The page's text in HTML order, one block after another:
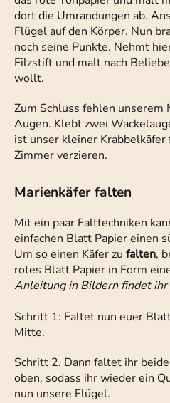
dort die Umrandungen ab.
Flügel auf den Körper. Nun
noch seine Punkte. Nehmt
Filzstift und malt nach
wollt.
Zum Schluss fehlen unserem
Augen. Klebt zwei
ist unser kleiner
Zimmer verzieren.
Marienkäfer falten
Mit ein paar Falttechniken
einfachen Blatt Papier einen
Um so einen Käfer zu falten,
rotes Blatt Papier in Form
Anleitung in Bildern findet ihr
Schritt 1: Faltet nun euer
Mitte.
Schritt 2. Dann faltet ihr
oben, sodass ihr wieder ein
nun unsere Flügel.